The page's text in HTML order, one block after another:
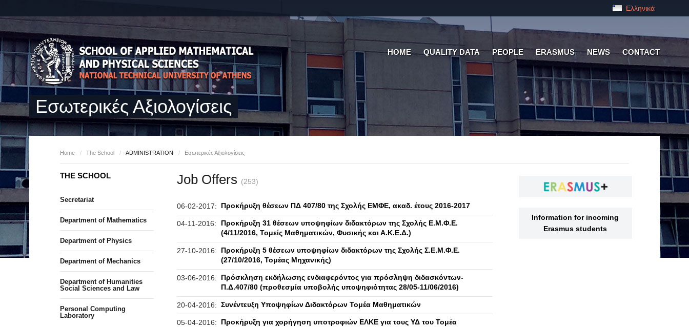
Ελληνικά
HOME QUALITY DATA PEOPLE ERASMUS NEWS CONTACT
Εσωτερικές Αξιολογίσεις
Home / The School / ADMINISTRATION / Εσωτερικές Αξιολογίσεις
Job Offers (253)
06-02-2017: Προκήρυξη θέσεων ΠΔ 407/80 της Σχολής ΕΜΦΕ, ακαδ. έτους 2016-2017
04-11-2016:
Προκήρυξη 31 θέσεων υποψηφίων διδακτόρων της Σχολής Ε.Μ.Φ.Ε.
(4/11/2016, Τομείς Μαθηματικών, Φυσικής και Α.Κ.Ε.Δ.)
27-10-2016:
Προκήρυξη 5 θέσεων υποψηφίων διδακτόρων της Σχολής Σ.Ε.Μ.Φ.Ε.
(27/10/2016, Τομέας Μηχανικής)
03-06-2016:
Πρόσκληση εκδήλωσης ενδιαφερόντος για πρόσληψη διδασκόντων-
Π.Δ.407/80 (προθεσμία υποβολής υποψηφιότητας 28/05-11/06/2016)
20-04-2016: Συνέντευξη Υποψηφίων Διδακτόρων Τομέα Μαθηματικών
05-04-2016:
Προκήρυξη για χορήγηση υποτροφιών ΕΛΚΕ για τους ΥΔ του Τομέα
THE SCHOOL
Secretariat
Department of Mathematics
Department of Physics
Department of Mechanics
Department of Humanities
Social Sciences and Law
Personal Computing
Laboratory
Information for incoming
Erasmus students